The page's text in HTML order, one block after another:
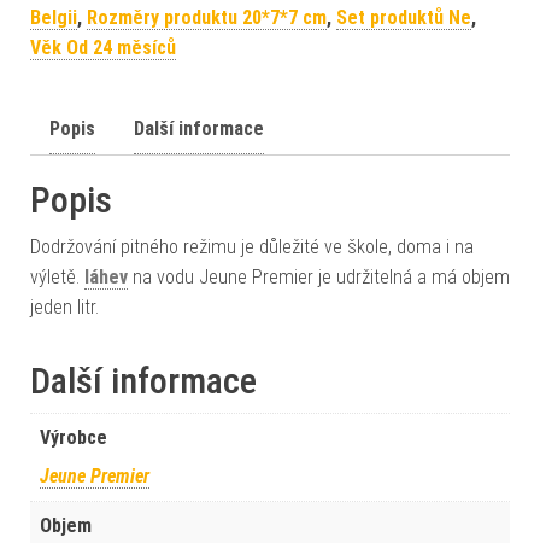
Belgii, Rozměry produktu 20*7*7 cm, Set produktů Ne,
Věk Od 24 měsíců
Popis Další informace
Popis
Dodržování pitného režimu je důležité ve škole, doma i na
výletě. láhev na vodu Jeune Premier je udržitelná a má objem
jeden litr.
Další informace
Výrobce
Jeune Premier
Objem